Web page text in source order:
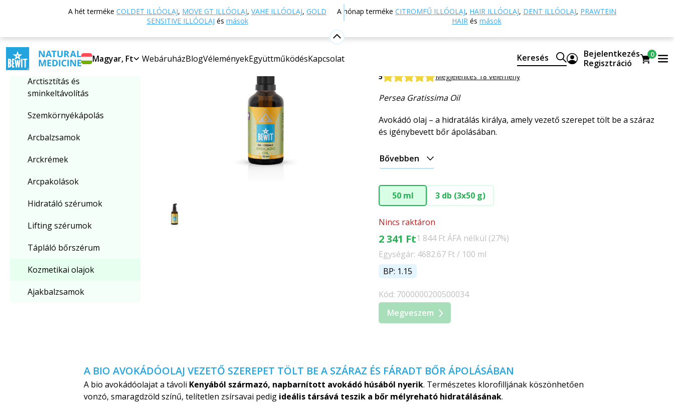
A hét terméke COLDET ILLÓOLAJ, MOVE GT ILLÓOLAJ, VAHE ILLÓOLAJ, GOLD
SENSITIVE ILLÓOLAJ és mások
A hónap terméke CITROMFŰ ILLÓOLAJ, HAIR ILLÓOLAJ, DENT ILLÓOLAJ, PRAWTEIN
HAIR és mások
Magyar, Ft WebáruházBlogVéleményekEgyüttműködésKapcsolat Keresés
Bejelentkezés
Regisztráció
0
Kozmetikai olajok
Arctisztítás és
sminkeltávolítás
Szemkörnyékápolás
Arcbalzsamok
Arckrémek
Arcpakolások
Hidratáló szérumok
Lifting szérumok
Tápláló bőrszérum
Kozmetikai olajok
Ajakbalzsamok
Vissza a főoldalra Webáruház Természetes kozmetikumok Bőrápolás Kozmetikai olajok Avokádóolaj BIO
Avokádóolaj BIO
5 Megjelenítés 18 vélemény
Persea Gratissima Oil
Avokádó olaj – a hidratálás királya, amely vezető szerepet tölt be a száraz
és igénybevett bőr ápolásában.
Bővebben
50 ml 3 db (3x50 g)
Nincs raktáron
2 341 Ft1 844 Ft ÁFA nélkül (27%)
Egységár: 4682.67 Ft / 100 ml
BP: 1.15
Kód: 7000000200500034
Megveszem
A BIO AVOKÁDÓOLAJ VEZETŐ SZEREPET TÖLT BE A SZÁRAZ ÉS FÁRADT BŐR ÁPOLÁSÁBAN
A bio avokádóolajat a távoli Kenyából származó, napbarnított avokádó húsából nyerik. Természetes klorofilljának köszönhetően
vonzó, smaragdzöld színű, telítetlen zsírsavai pedig ideális társává teszik a bőr mélyreható hidratálásának.